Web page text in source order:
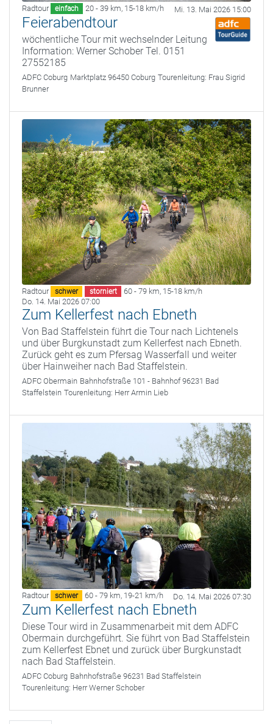
Radtour einfach 20 - 39 km, 15-18 km/h Mi. 13. Mai 2026 15:00
Feierabendtour
wöchentliche Tour mit wechselnder Leitung
Information: Werner Schober Tel. 0151
27552185
ADFC Coburg Marktplatz 96450 Coburg Tourenleitung: Frau Sigrid
Brunner
Radtour schwer storniert 60 - 79 km, 15-18 km/h
Do. 14. Mai 2026 07:00
Zum Kellerfest nach Ebneth
Von Bad Staffelstein führt die Tour nach Lichtenels
und über Burgkunstadt zum Kellerfest nach Ebneth.
Zurück geht es zum Pfersag Wasserfall und weiter
über Hainweiher nach Bad Staffelstein.
ADFC Obermain Bahnhofstraße 101 - Bahnhof 96231 Bad
Staffelstein Tourenleitung: Herr Armin Lieb
Radtour schwer 60 - 79 km, 19-21 km/h Do. 14. Mai 2026 07:30
Zum Kellerfest nach Ebneth
Diese Tour wird in Zusammenarbeit mit dem ADFC
Obermain durchgeführt. Sie führt von Bad Staffelstein
zum Kellerfest Ebnet und zurück über Burgkunstadt
nach Bad Staffelstein.
ADFC Coburg Bahnhofstraße 96231 Bad Staffelstein
Tourenleitung: Herr Werner Schober